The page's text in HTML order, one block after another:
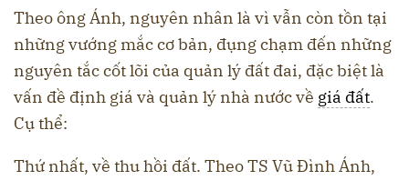
Theo ông Ánh, nguyên nhân là vì vẫn còn tồn tại
những vướng mắc cơ bản, đụng chạm đến những
nguyên tắc cốt lõi của quản lý đất đai, đặc biệt là
vấn đề định giá và quản lý nhà nước về giá đất.
Cụ thể:
Thứ nhất, về thu hồi đất. Theo TS Vũ Đình Ánh,